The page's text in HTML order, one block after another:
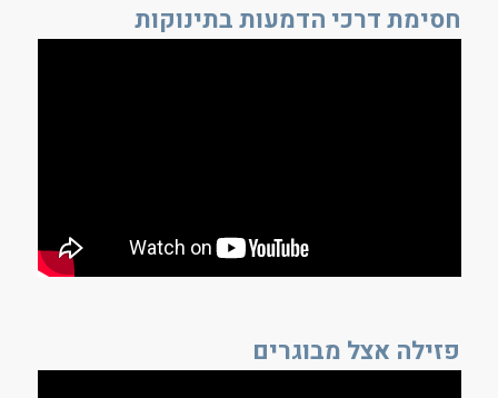
חסימת דרכי הדמעות בתינוקות
פזילה אצל מבוגרים